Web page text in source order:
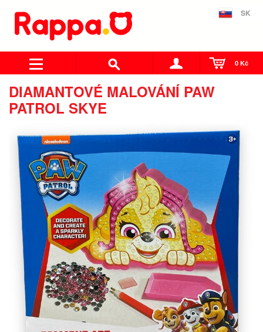
SK
0 Kč
DIAMANTOVÉ MALOVÁNÍ PAW
PATROL SKYE